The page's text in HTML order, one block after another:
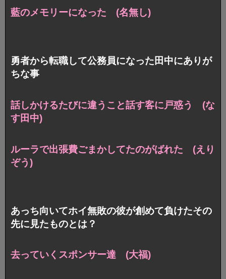
藍のメモリーになった (名無し)
勇者から転職して公務員になった田中にありが
ちな事
話しかけるたびに違うこと話す客に戸惑う (な
す田中)
ルーラで出張費ごまかしてたのがばれた (えり
ぞう)
あっち向いてホイ無敗の彼が創めて負けたその
先に見たものとは？
去っていくスポンサー達 (大福)